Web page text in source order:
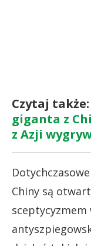
Czytaj także:
giganta z
z Azji
Chiny są